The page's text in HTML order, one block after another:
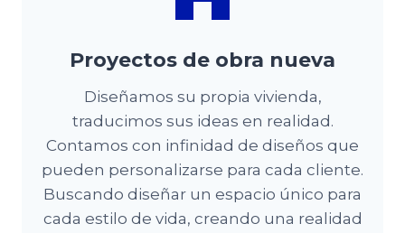
Proyectos de obra nueva
Diseñamos su propia vivienda,
traducimos sus ideas en realidad.
Contamos con infinidad de diseños que
pueden personalizarse para cada cliente.
Buscando diseñar un espacio único para
cada estilo de vida, creando una realidad